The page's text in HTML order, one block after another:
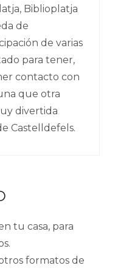
Biblioplatja
de
de varias
para tener,
contacto con
que otra
divertida
Castelldefels.
tu casa, para
formatos de